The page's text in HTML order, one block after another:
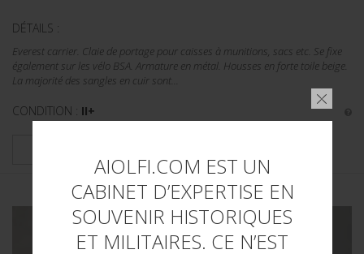
AIOLFI.COM EST UN
CABINET D’EXPERTISE EN
SOUVENIR HISTORIQUES
ET MILITAIRES. CE N’EST
DÉTAILS :
Everest carrier. Claie de portage pour caisses à munitions, sacs etc. Se fixe
également sur les vélo BSA. Armature en métal. Housses en forte toile beige.
La majorité des sangles en cuir sont...
CONDITION : II+